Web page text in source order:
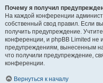
Почему я получил
На каждой конференции
собственный свод правил. Если
получить предупреждение.
конференции, и phpBB Limited не
предупреждениям, вынесенным
что получили предупреждение,
конференции.
Вернуться к началу